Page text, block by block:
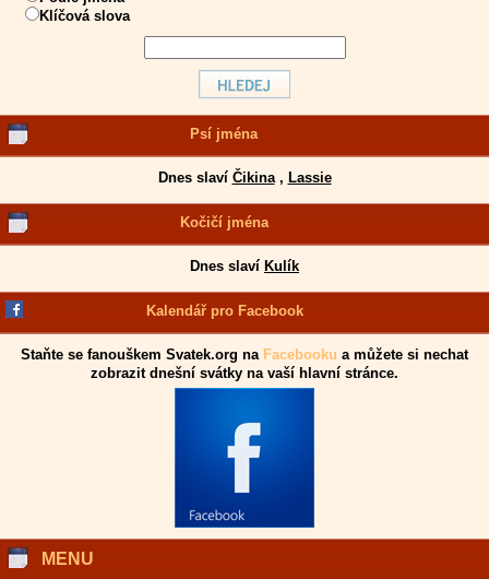
Klíčová slova
Psí jména
Dnes slaví Čikina, Lassie
Kočičí jména
Dnes slaví Kulík
Kalendář pro Facebook
Staňte se fanouškem Svatek.org na Facebooku a můžete si nechat
zobrazit dnešní svátky na vaší hlavní stránce.
MENU